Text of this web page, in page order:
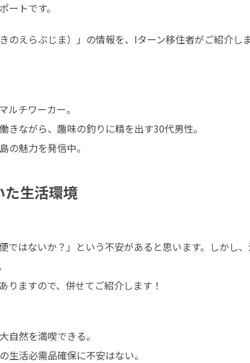
トです。
のえらぶじま）」の情報を、Iターン移住者がご紹介し
ルチワーカー。
ながら、趣味の釣りに精を出す30代男性。
の魅力を発信中。
た生活環境
ではないか？」という不安があると思います。しかし
りますので、併せてご紹介します！
自然を満喫できる。
生活必需品確保に不安はない。